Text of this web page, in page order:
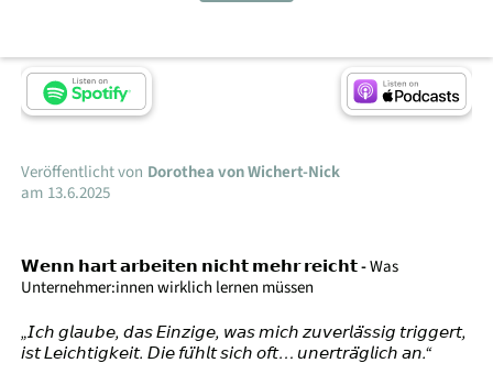
Veröffentlicht von Dorothea von Wichert-Nick
am 13.6.2025
𝗪𝗲𝗻𝗻 𝗵𝗮𝗿𝘁 𝗮𝗿𝗯𝗲𝗶𝘁𝗲𝗻 𝗻𝗶𝗰𝗵𝘁 𝗺𝗲𝗵𝗿 𝗿𝗲𝗶𝗰𝗵𝘁 -Was
Unternehmer:innen wirklich lernen müssen
„𝘐𝘤𝘩 𝘨𝘭𝘢𝘶𝘣𝘦, 𝘥𝘢𝘴 𝘌𝘪𝘯𝘻𝘪𝘨𝘦, 𝘸𝘢𝘴 𝘮𝘪𝘤𝘩 𝘻𝘶𝘷𝘦𝘳𝘭𝘢̈𝘴𝘴𝘪𝘨 𝘵𝘳𝘪𝘨𝘨𝘦𝘳𝘵,
𝘪𝘴𝘵 𝘓𝘦𝘪𝘤𝘩𝘵𝘪𝘨𝘬𝘦𝘪𝘵. 𝘋𝘪𝘦 𝘧𝘶̈𝘩𝘭𝘵 𝘴𝘪𝘤𝘩 𝘰𝘧𝘵… 𝘶𝘯𝘦𝘳𝘵𝘳𝘢̈𝘨𝘭𝘪𝘤𝘩 𝘢𝘯.“